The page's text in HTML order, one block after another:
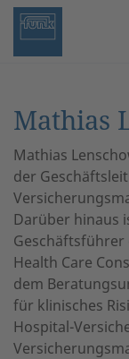
Mathias
Mathias
der
Darüber hinaus
Geschäftsführer
Health Care
dem
für klinisches
Hospital-